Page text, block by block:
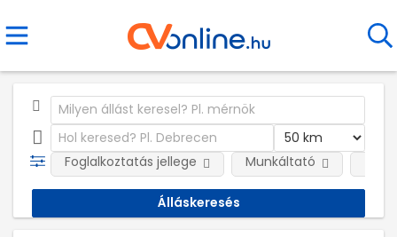
Foglalkoztatás jellege Munkáltató